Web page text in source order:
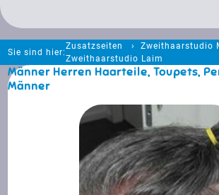
Sie sind hier:
Zusatzseiten
Zweithaarstudio
Zweithaarstudio Laim
Männer Herren Haarteile, Toupets,
Männer